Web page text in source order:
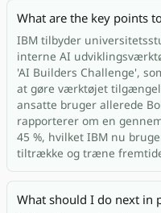
What are the key points
IBM tilbyder
interne AI
'AI Builders Challenge',
at gøre værktøjet
ansatte bruger allerede
rapporterer om en
45 %, hvilket IBM nu
tiltrække og træne
What should I do next in